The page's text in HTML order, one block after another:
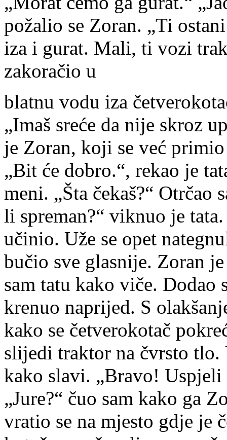
požalio se Zoran. „Ti
iza i gurat. Mali, ti vozi
zakoračio u
blatnu vodu iza
„Imaš sreće da nije skroz
je Zoran, koji se već
„Bit će dobro.“, rekao je
meni. „Šta čekaš?“ Otrčao
li spreman?“ viknuo je
učinio. Uže se opet
bučio sve glasnije. Zoran
sam tatu kako viče. Dodao
krenuo naprijed. S
kako se četverokotač
slijedi traktor na čvrsto tlo.
kako slavi. „Bravo!
„Jure?“ čuo sam kako ga
vratio se na mjesto gdje je